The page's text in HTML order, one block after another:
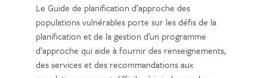
Le Guide de planification d’approche des
populations vulnérables porte sur les défis de la
planification et de la gestion d’un programme
d’approche qui aide à fournir des renseignements,
des services et des recommandations aux